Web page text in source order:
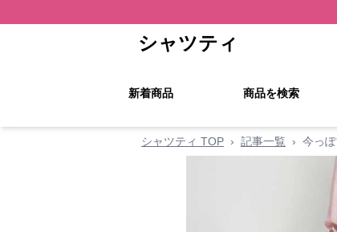
シャツティ
新着商品 商品を検索
シャツティ TOP › 記事一覧 › 今っ